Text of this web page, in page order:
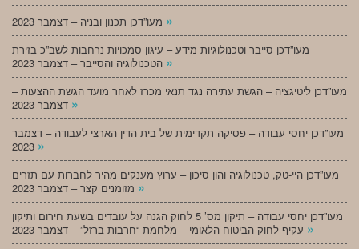
»
מעו”דכן סייבר וטכנולוגיות מידע – עיגון סמכויות נרחבות לשב”כ בזירת
»
מעו”דכן ליטיגציה – הגשת עתירה נגד תנאי מכרז לאחר מועד הגשת ההצעות –
»
מעו”דכן יחסי עבודה – פסיקה תקדימית של בית הדין הארצי לעבודה – דצמבר
»
מעו”דכן היי-טק, טכנולוגיה והון סיכון – ערוץ מענקים מהיר לחברות עם תזרים
»
מעו”דכן יחסי עבודה – תיקון מס’ 5 לחוק הגנה על עובדים בשעת חירום ותיקון
»